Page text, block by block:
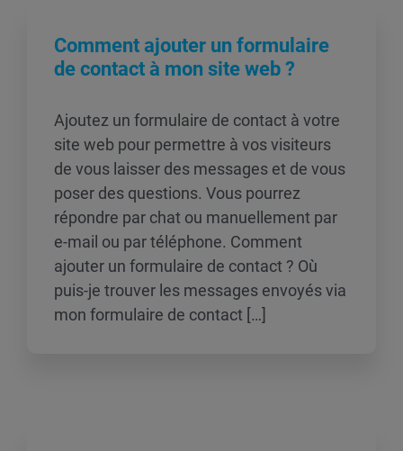
Comment ajouter un formulaire
de contact à mon site web ?
Ajoutez un formulaire de contact à votre
site web pour permettre à vos visiteurs
de vous laisser des messages et de vous
poser des questions. Vous pourrez
répondre par chat ou manuellement par
e-mail ou par téléphone. Comment
ajouter un formulaire de contact ? Où
puis-je trouver les messages envoyés via
mon formulaire de contact […]